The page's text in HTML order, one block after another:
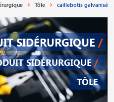
Tôle caillebotis galvanisé
SIDÉRURGIQUE /
SIDÉRURGIQUE /
TÔLE